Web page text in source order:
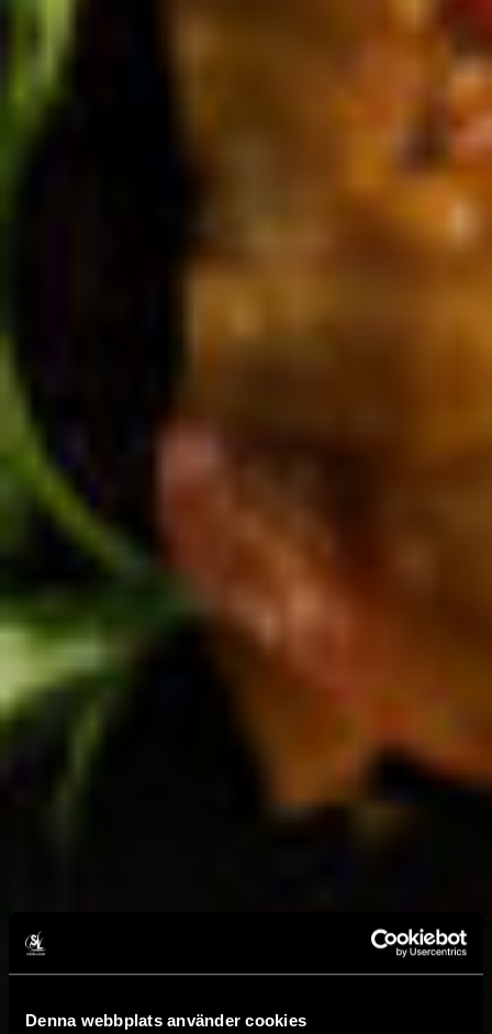
Denna webbplats använder cookies